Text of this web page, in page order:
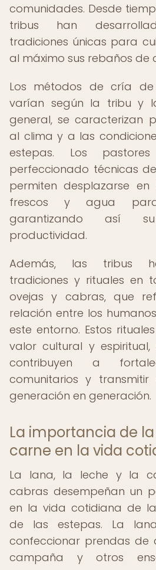
comunidades. Desde
tribus han
tradiciones únicas para
al máximo sus rebaños de
Los métodos de cría
varían según la tribu y
general, se caracterizan
al clima y a las
estepas. Los
perfeccionado técnicas
permiten desplazarse
frescos y agua
garantizando así
productividad.
Además, las tribus
tradiciones y rituales en
ovejas y cabras, que
relación entre los
este entorno. Estos
valor cultural y
contribuyen a
comunitarios y transmitir
generación en generación.
La importancia de
carne en la vida
La lana, la leche y la
cabras desempeñan un
en la vida cotidiana de
de las estepas. La
confeccionar prendas de
campaña y otros